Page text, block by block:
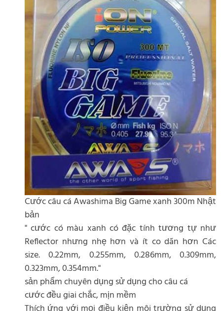
Cước câu cá Awashima Big Game xanh 300m Nhật
bản
" cước có màu xanh có đặc tính tương tự như
Reflector nhưng nhẹ hơn và ít co dãn hơn Các
size. 0.22mm, 0.255mm, 0.286mm, 0.309mm,
0.323mm, 0.354mm."
sản phẩm chuyên dụng sử dụng cho câu cá
cước đều giai chắc, mịn mềm